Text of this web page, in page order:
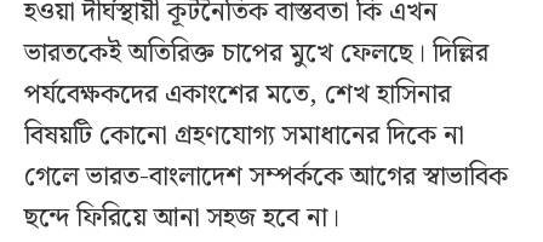
হওয়া দীর্ঘস্থায়ী কূটনৈতিক বাস্তবতা কি এখন
ভারতকেই অতিরিক্ত চাপের মুখে ফেলছে। দিল্লির
পর্যবেক্ষকদের একাংশের মতে, শেখ হাসিনার
বিষয়টি কোনো গ্রহণযোগ্য সমাধানের দিকে না
গেলে ভারত-বাংলাদেশ সম্পর্ককে আগের স্বাভাবিক
ছন্দে ফিরিয়ে আনা সহজ হবে না।